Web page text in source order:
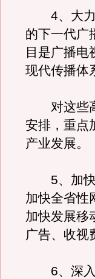
4、大力
的下一代广
目是广播电
现代传播体
对这些高
安排，重点
产业发展。
5、加快
加快全省性
加快发展移
广告、收视
6、深入